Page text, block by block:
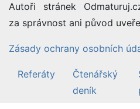
Autoři stránek
za správnost ani původ
Zásady ochrany osobních
Referáty
Čtenářský
deník